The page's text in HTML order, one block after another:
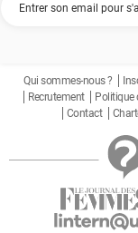
Qui sommes-nous ?
Recrutement
Politique
Contact